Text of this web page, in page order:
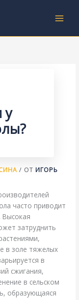
у
/ ОТ ИГОРЬ
часто приводит
затруднить
в золе тяжелых
в
сжигания,
в сельском
образующаяся